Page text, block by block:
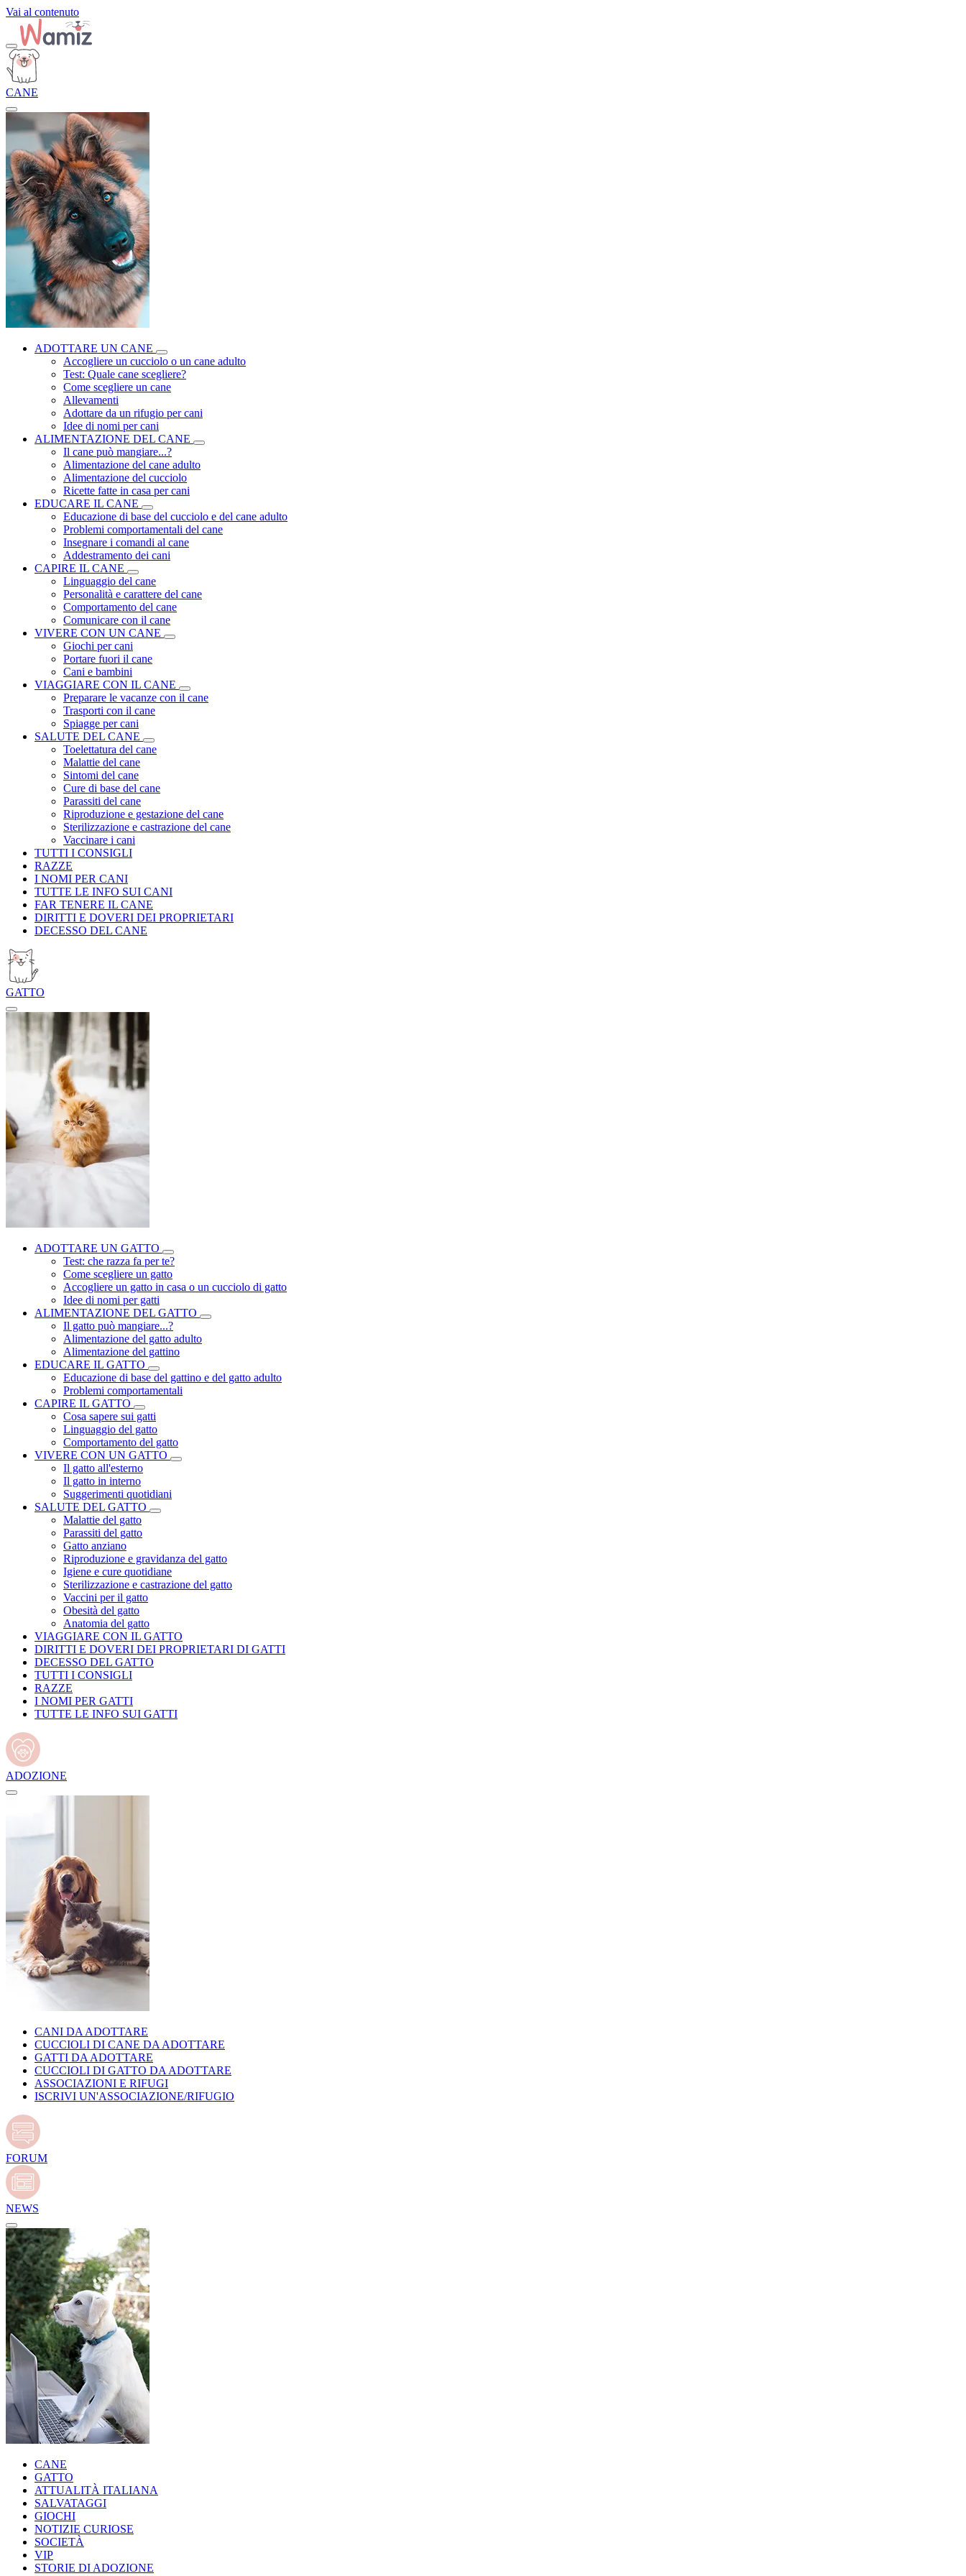
Vai al contenuto
CANE
ADOTTARE UN CANE
Accogliere un cucciolo o un cane adulto
Test: Quale cane scegliere?
Come scegliere un cane
Allevamenti
Adottare da un rifugio per cani
Idee di nomi per cani
ALIMENTAZIONE DEL CANE
Il cane può mangiare...?
Alimentazione del cane adulto
Alimentazione del cucciolo
Ricette fatte in casa per cani
EDUCARE IL CANE
Educazione di base del cucciolo e del cane adulto
Problemi comportamentali del cane
Insegnare i comandi al cane
Addestramento dei cani
CAPIRE IL CANE
Linguaggio del cane
Personalità e carattere del cane
Comportamento del cane
Comunicare con il cane
VIVERE CON UN CANE
Giochi per cani
Portare fuori il cane
Cani e bambini
VIAGGIARE CON IL CANE
Preparare le vacanze con il cane
Trasporti con il cane
Spiagge per cani
SALUTE DEL CANE
Toelettatura del cane
Malattie del cane
Sintomi del cane
Cure di base del cane
Parassiti del cane
Riproduzione e gestazione del cane
Sterilizzazione e castrazione del cane
Vaccinare i cani
TUTTI I CONSIGLI
RAZZE
I NOMI PER CANI
TUTTE LE INFO SUI CANI
FAR TENERE IL CANE
DIRITTI E DOVERI DEI PROPRIETARI
DECESSO DEL CANE
GATTO
ADOTTARE UN GATTO
Test: che razza fa per te?
Come scegliere un gatto
Accogliere un gatto in casa o un cucciolo di gatto
Idee di nomi per gatti
ALIMENTAZIONE DEL GATTO
Il gatto può mangiare...?
Alimentazione del gatto adulto
Alimentazione del gattino
EDUCARE IL GATTO
Educazione di base del gattino e del gatto adulto
Problemi comportamentali
CAPIRE IL GATTO
Cosa sapere sui gatti
Linguaggio del gatto
Comportamento del gatto
VIVERE CON UN GATTO
Il gatto all'esterno
Il gatto in interno
Suggerimenti quotidiani
SALUTE DEL GATTO
Malattie del gatto
Parassiti del gatto
Gatto anziano
Riproduzione e gravidanza del gatto
Igiene e cure quotidiane
Sterilizzazione e castrazione del gatto
Vaccini per il gatto
Obesità del gatto
Anatomia del gatto
VIAGGIARE CON IL GATTO
DIRITTI E DOVERI DEI PROPRIETARI DI GATTI
DECESSO DEL GATTO
TUTTI I CONSIGLI
RAZZE
I NOMI PER GATTI
TUTTE LE INFO SUI GATTI
ADOZIONE
CANI DA ADOTTARE
CUCCIOLI DI CANE DA ADOTTARE
GATTI DA ADOTTARE
CUCCIOLI DI GATTO DA ADOTTARE
ASSOCIAZIONI E RIFUGI
ISCRIVI UN'ASSOCIAZIONE/RIFUGIO
FORUM
NEWS
CANE
GATTO
ATTUALITÀ ITALIANA
SALVATAGGI
GIOCHI
NOTIZIE CURIOSE
SOCIETÀ
VIP
STORIE DI ADOZIONE